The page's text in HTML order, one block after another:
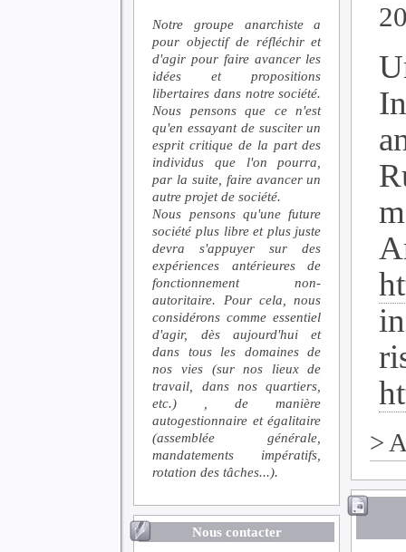
Notre groupe anarchiste a
pour objectif de réfléchir et
d'agir pour faire avancer les
idées et propositions
libertaires dans notre société.
Nous pensons que ce n'est
qu'en essayant de susciter un
esprit critique de la part des
individus que l'on pourra,
par la suite, faire avancer un
autre projet de société.
Nous pensons qu'une future
société plus libre et plus juste
devra s'appuyer sur des
expériences antérieures de
fonctionnement non-
autoritaire. Pour cela, nous
considérons comme essentiel
d'agir, dès aujourd'hui et
dans tous les domaines de
nos vies (sur nos lieux de
travail, dans nos quartiers,
etc.) , de manière
autogestionnaire et égalitaire
(assemblée générale,
mandatements impératifs,
rotation des tâches...).
Nous contacter
>